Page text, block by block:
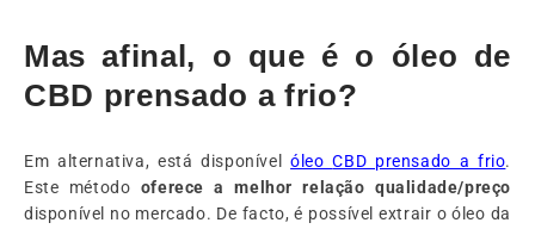
Mas afinal, o que é o óleo de
CBD prensado a frio?
Em alternativa, está disponívelóleoCBD prensado a frio.
Este método oferece a melhor relação qualidade/preço
disponível no mercado. De facto, é possível extrair o óleo da